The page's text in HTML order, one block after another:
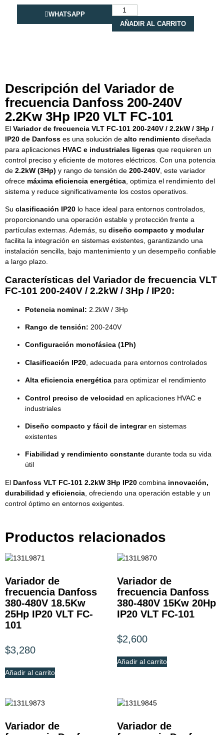
WHATSAPP
AÑADIR AL CARRITO
Descripción del Variador de
frecuencia Danfoss 200-240V
2.2Kw 3Hp IP20 VLT FC-101
El Variador de frecuencia VLT FC-101 200-240V / 2.2kW / 3Hp /
IP20 de Danfoss es una solución de alto rendimiento diseñada
para aplicaciones HVAC e industriales ligeras que requieren un
control preciso y eficiente de motores eléctricos. Con una potencia
de 2.2kW (3Hp) y rango de tensión de 200-240V , este variador
ofrece máxima eficiencia energética , optimiza el rendimiento del
sistema y reduce significativamente los costos operativos.
Su clasificación IP20 lo hace ideal para entornos controlados,
proporcionando una operación estable y protección frente a
partículas externas. Además, su diseño compacto y modular
facilita la integración en sistemas existentes, garantizando una
instalación sencilla, bajo mantenimiento y un desempeño confiable
a largo plazo.
Características del Variador de frecuencia VLT
FC-101 200-240V / 2.2kW / 3Hp / IP20:
Potencia nominal: 2.2kW / 3Hp
Rango de tensión: 200-240V
Configuración monofásica (1Ph)
Clasificación IP20 , adecuada para entornos controlados
Alta eficiencia energética para optimizar el rendimiento
Control preciso de velocidad en aplicaciones HVAC e
industriales
Diseño compacto y fácil de integraren sistemas
existentes
Fiabilidad y rendimiento constante durante toda su vida
útil
El Danfoss VLT FC-101 2.2kW 3Hp IP20 combina innovación,
durabilidad y eficiencia , ofreciendo una operación estable y un
control óptimo en entornos exigentes.
Productos relacionados
Variador de
frecuencia Danfoss
380-480V 18.5Kw
25Hp IP20 VLT FC-
101
$3,280
Añadir al carrito
Variador de
frecuencia Danfoss
380-480V 15Kw 20Hp
IP20 VLT FC-101
$2,600
Añadir al carrito
Variador de
Variador de